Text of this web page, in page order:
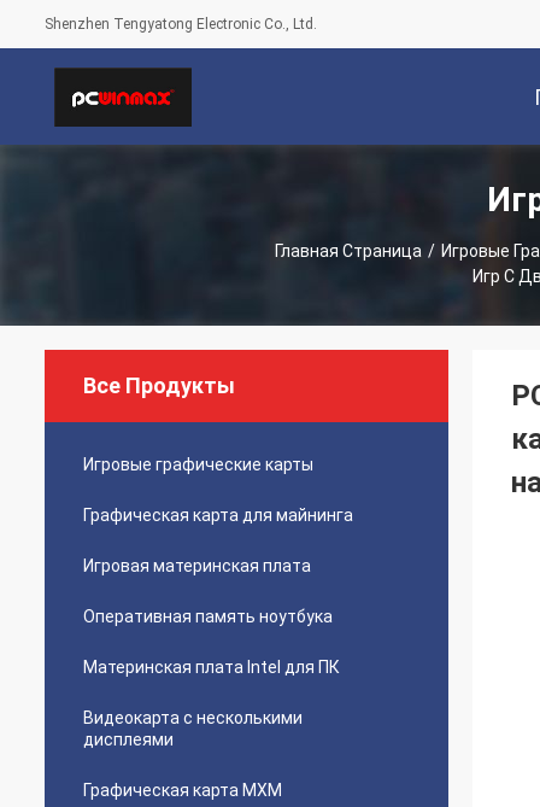
Shenzhen Tengyatong Electronic Co., Ltd.
Главная Страница / Игровые
Игр С
Все Продукты
Игровые графические карты
Графическая карта для майнинга
Игровая материнская плата
Оперативная память ноутбука
Материнская плата Intel для ПК
Видеокарта с несколькими
дисплеями
Графическая карта MXM